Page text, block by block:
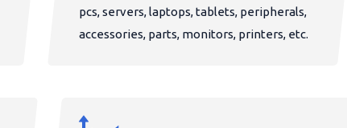
pcs, servers, laptops, tablets, peripherals,
accessories, parts, monitors, printers, etc.